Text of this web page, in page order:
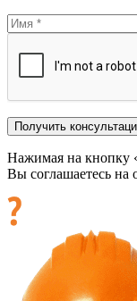
Нажимая на кнопку
Вы соглашаетесь на